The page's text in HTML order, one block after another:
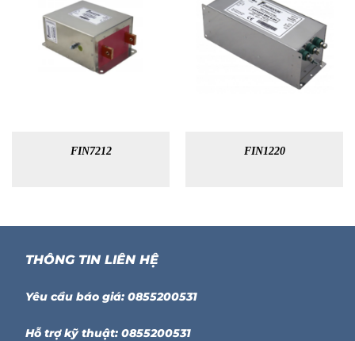
FIN7212 FIN1220
THÔNG TIN LIÊN HỆ
Yêu cầu báo giá: 0855200531
Hỗ trợ kỹ thuật: 0855200531